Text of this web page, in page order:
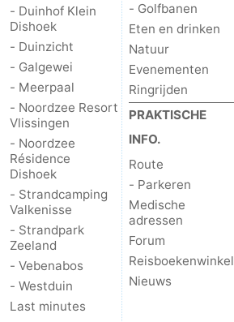
- Duinhof Klein
Dishoek
- Duinzicht
- Galgewei
- Meerpaal
- Noordzee Resort
Vlissingen
- Noordzee
Résidence
Dishoek
- Strandcamping
Valkenisse
- Strandpark
Zeeland
- Vebenabos
- Westduin
Last minutes
- Golfbanen
Eten en drinken
Natuur
Evenementen
Ringrijden
PRAKTISCHE
INFO.
Route
- Parkeren
Medische
adressen
Forum
Reisboekenwinkel
Nieuws